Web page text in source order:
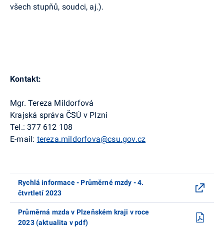
všech stupňů, soudci, aj.).
Kontakt:
Mgr. Tereza Mildorfová
Krajská správa ČSÚ v Plzni
Tel.: 377 612 108
E-mail: tereza.mildorfova@csu.gov.cz
Rychlá informace - Průměrné mzdy - 4.
čtvrtletí 2023
Průměrná mzda v Plzeňském kraji v roce
2023 (aktualita v pdf)